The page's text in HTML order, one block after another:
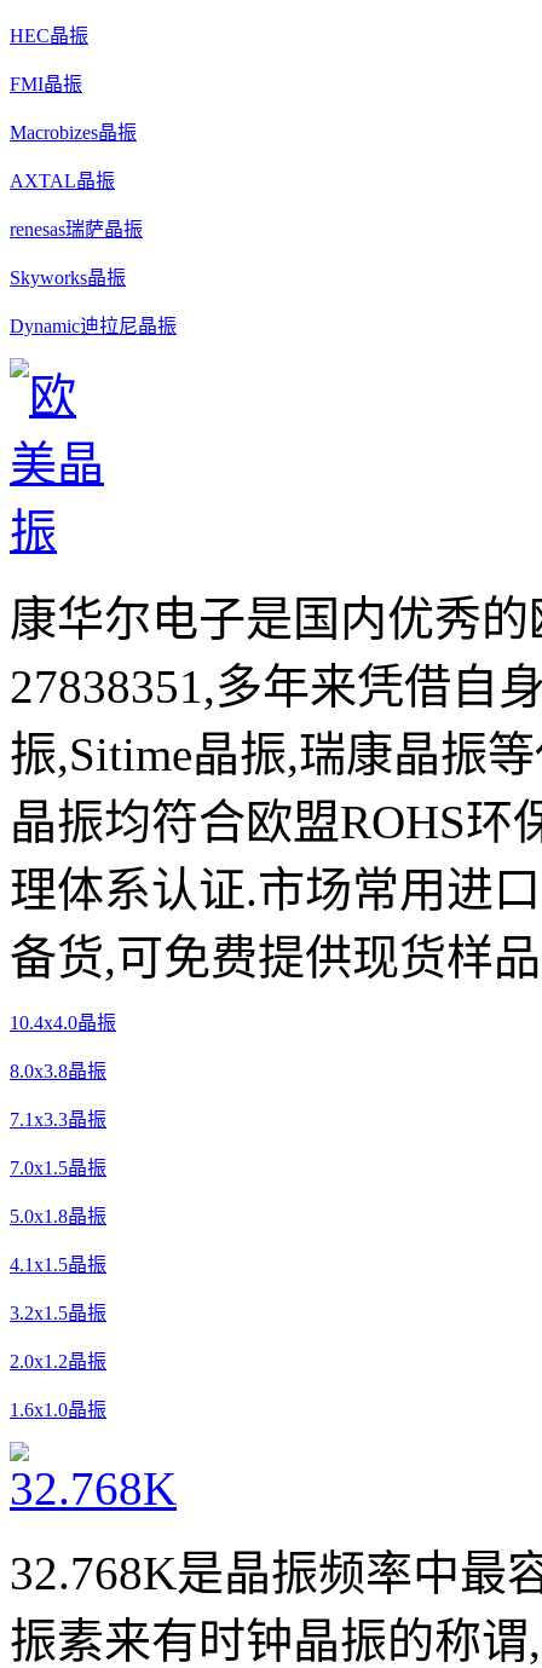
HEC晶振
FMI晶振
Macrobizes晶振
AXTAL晶振
renesas瑞萨晶振
Skyworks晶振
Dynamic迪拉尼晶振
康华尔电子是国内优秀
27838351,多年来凭借自
振,Sitime晶振,瑞康晶振
晶振均符合欧盟ROHS环
理体系认证.市场常用进
备货,可免费提供现货样
10.4x4.0晶振
8.0x3.8晶振
7.1x3.3晶振
7.0x1.5晶振
5.0x1.8晶振
4.1x1.5晶振
3.2x1.5晶振
2.0x1.2晶振
1.6x1.0晶振
32.768K是晶振频率中最
振素来有时钟晶振的称